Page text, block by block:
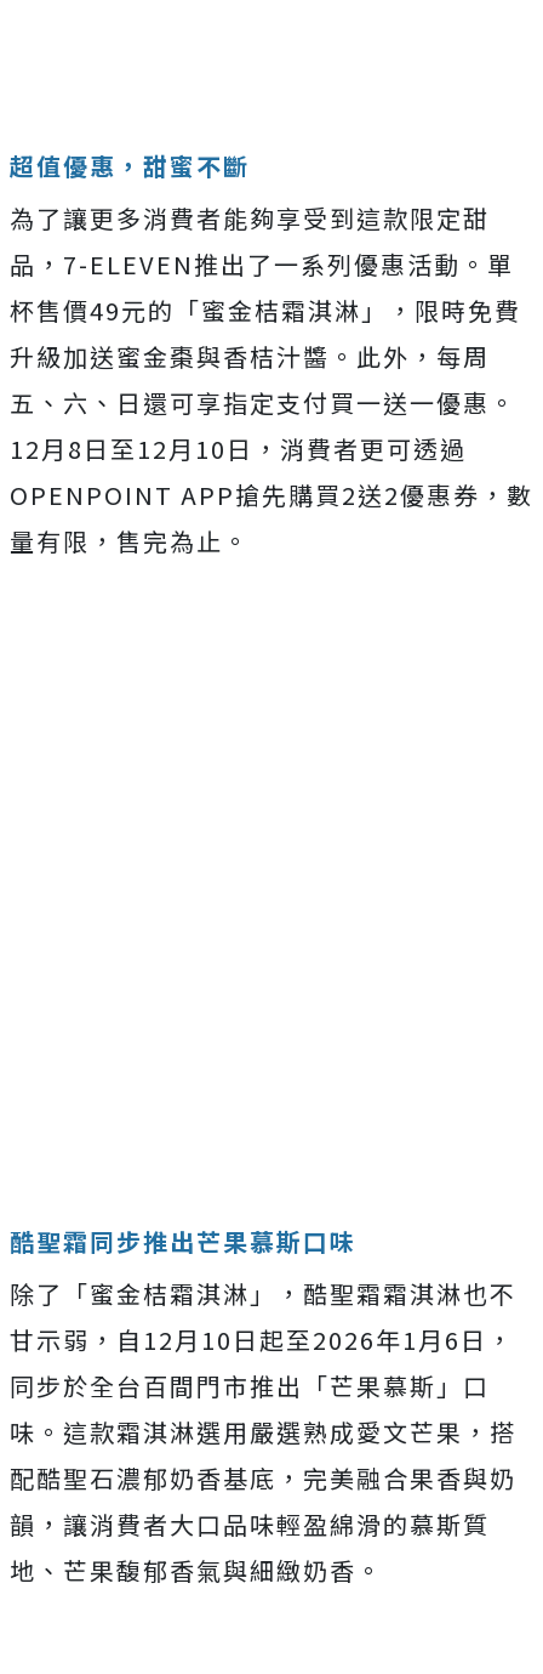
超值優惠，甜蜜不斷
為了讓更多消費者能夠享受到這款限定甜
品，7-ELEVEN推出了一系列優惠活動。單
杯售價49元的「蜜金桔霜淇淋」，限時免費
升級加送蜜金棗與香桔汁醬。此外，每周
五、六、日還可享指定支付買一送一優惠。
12月8日至12月10日，消費者更可透過
OPENPOINT APP搶先購買2送2優惠券，數
量有限，售完為止。
酷聖霜同步推出芒果慕斯口味
除了「蜜金桔霜淇淋」，酷聖霜霜淇淋也不
甘示弱，自12月10日起至2026年1月6日，
同步於全台百間門市推出「芒果慕斯」口
味。這款霜淇淋選用嚴選熟成愛文芒果，搭
配酷聖石濃郁奶香基底，完美融合果香與奶
韻，讓消費者大口品味輕盈綿滑的慕斯質
地、芒果馥郁香氣與細緻奶香。